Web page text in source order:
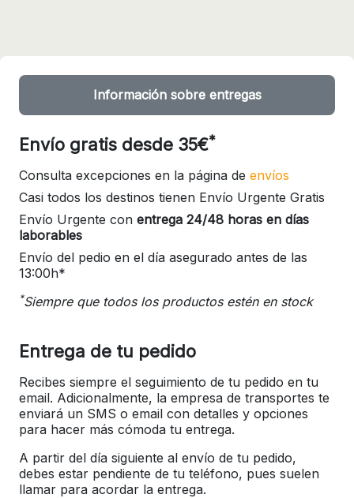
Información sobre entregas
Envío gratis desde 35€*
Consulta excepciones en la página de envíos
Casi todos los destinos tienen Envío Urgente Gratis
Envío Urgente con entrega 24/48 horas en días
laborables
Envío del pedio en el día asegurado antes de las
13:00h*
*Siempre que todos los productos estén en stock
Entrega de tu pedido
Recibes siempre el seguimiento de tu pedido en tu
email. Adicionalmente, la empresa de transportes te
enviará un SMS o email con detalles y opciones
para hacer más cómoda tu entrega.
A partir del día siguiente al envío de tu pedido,
debes estar pendiente de tu teléfono, pues suelen
llamar para acordar la entrega.